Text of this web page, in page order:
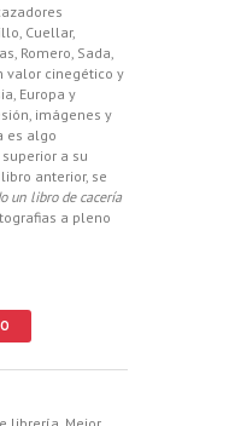
Cuellar,
Romero, Sada,
valor cinegético y
Europa y
imágenes y
es algo
a su
anterior, se
un libro de cacería
a pleno